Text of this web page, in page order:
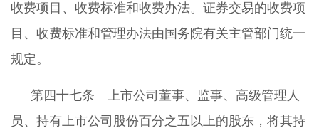
收费项目、收费标准和收费办法。证券交易的收费项
目、收费标准和管理办法由国务院有关主管部门统一
规定。
第四十七条 上市公司董事、监事、高级管理人
员、持有上市公司股份百分之五以上的股东，将其持